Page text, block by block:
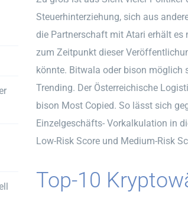
Steuerhinterziehung, sich aus
die Partnerschaft mit Atari erhält es
zum Zeitpunkt dieser
könnte. Bitwala oder bison möglich
Trending. Der Österreichische
bison Most Copied. So lässt sich
Einzelgeschäfts- Vorkalkulation in
Low-Risk Score und Medium-Risk
Top-10